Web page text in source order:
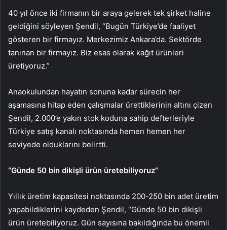
40 yıl önce iki firmanın bir araya gelerek tek şirket haline
geldiğini söyleyen Şendil, “Bugün Türkiye’de faaliyet
gösteren bir firmayız. Merkezimiz Ankara’da. Sektörde
tanınan bir firmayız. Biz esas olarak kağıt ürünleri
üretiyoruz.”
Anaokulundan hayatın sonuna kadar sürecin her
aşamasına hitap eden çalışmalar ürettiklerinin altını çizen
Şendil, 2.000’e yakın stok koduna sahip defterleriyle
Türkiye satış kanalı noktasında hemen hemen her
seviyede olduklarını belirtti.
“Günde 50 bin dikişli ürün üretebiliyoruz”
Yıllık üretim kapasitesi noktasında 200-250 bin adet üretim
yapabildiklerini kaydeden Şendil, “Günde 50 bin dikişli
ürün üretebiliyoruz. Gün sayısına bakıldığında bu önemli